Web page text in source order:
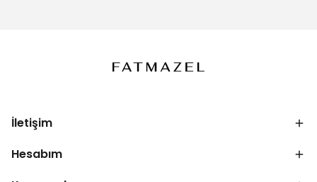
İletişim
Hesabım